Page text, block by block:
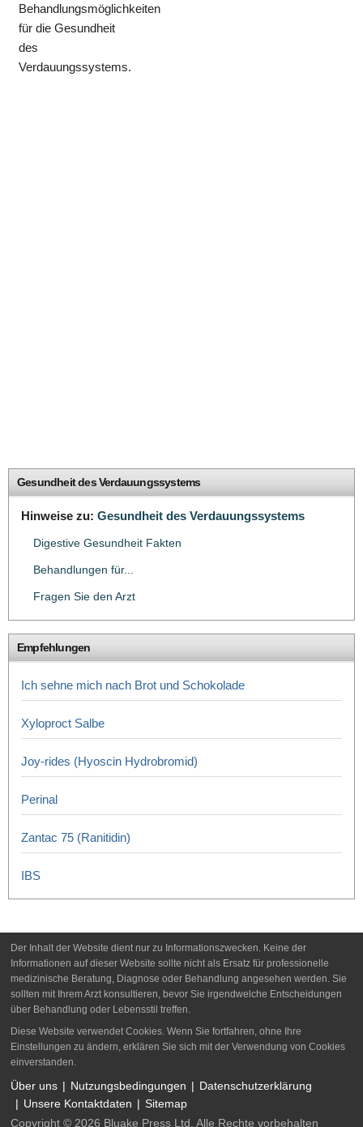
Behandlungsmöglichkeiten
für die Gesundheit
des
Verdauungssystems.
Gesundheit des Verdauungssystems
Hinweise zu: Gesundheit des Verdauungssystems
Digestive Gesundheit Fakten
Behandlungen für...
Fragen Sie den Arzt
Empfehlungen
Ich sehne mich nach Brot und Schokolade
Xyloproct Salbe
Joy-rides (Hyoscin Hydrobromid)
Perinal
Zantac 75 (Ranitidin)
IBS
Der Inhalt der Website dient nur zu Informationszwecken. Keine der
Informationen auf dieser Website sollte nicht als Ersatz für professionelle
medizinische Beratung, Diagnose oder Behandlung angesehen werden. Sie
sollten mit Ihrem Arzt konsultieren, bevor Sie irgendwelche Entscheidungen
über Behandlung oder Lebensstil treffen.
Diese Website verwendet Cookies. Wenn Sie fortfahren, ohne Ihre
Einstellungen zu ändern, erklären Sie sich mit der Verwendung von Cookies
einverstanden.
Über uns Nutzungsbedingungen
Datenschutzerklärung
Unsere Kontaktdaten
Sitemap
Copyright © 2026 Bluake Press Ltd. Alle Rechte vorbehalten